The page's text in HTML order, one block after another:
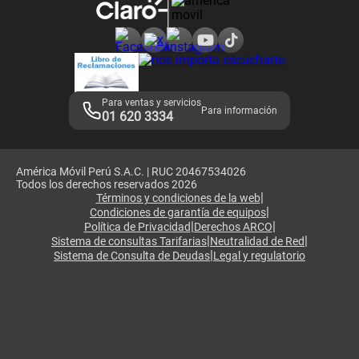
Adquirientes iPhone 6, 6S y SE
Mensaje de Seguridad
Términos y Condiciones de Tienda Claro
Libro de Reclamaciones
Legales de marketplace
Para ventas y servicios
01 620 3334 Para información
América Móvil Perú S.A.C. | RUC 20467534026
Todos los derechos reservados 2026
Términos y condiciones de la web|
Condiciones de garantía de equipos|
Política de Privacidad|Derechos ARCO|
Sistema de consultas Tarifarias|Neutralidad de Red|
Sistema de Consulta de Deudas|Legal y regulatorio